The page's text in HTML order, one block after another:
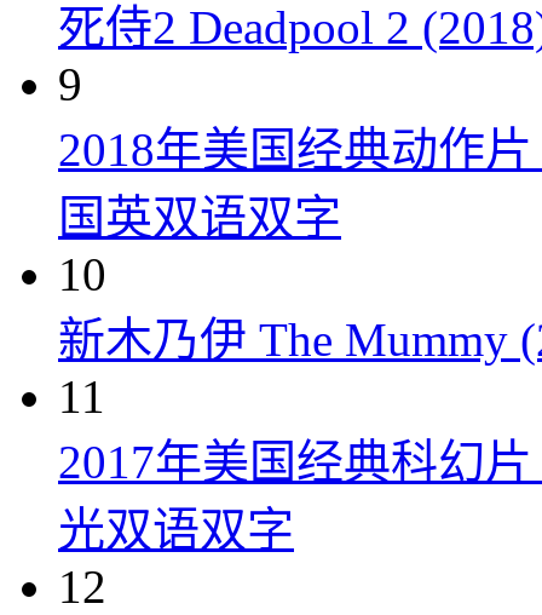
死侍2 Deadpool 2
9
2018年美国经典动作
国英双语双字
10
新木乃伊 The Mummy
11
2017年美国经典科幻
光双语双字
12